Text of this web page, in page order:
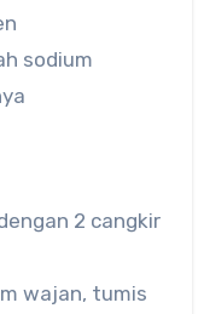
sodium
2 cangkir
wajan, tumis